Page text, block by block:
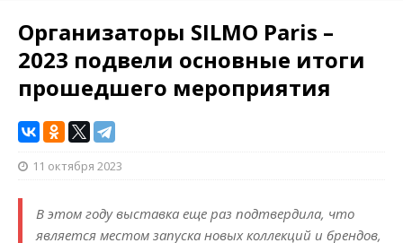
Организаторы SILMO Paris –
2023 подвели основные итоги
прошедшего мероприятия
11 октября 2023
В этом году выставка еще раз подтвердила, что
является местом запуска новых коллекций и брендов,